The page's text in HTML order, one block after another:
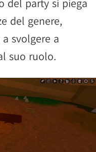
del party si piega
del genere,
svolgere a
suo ruolo.